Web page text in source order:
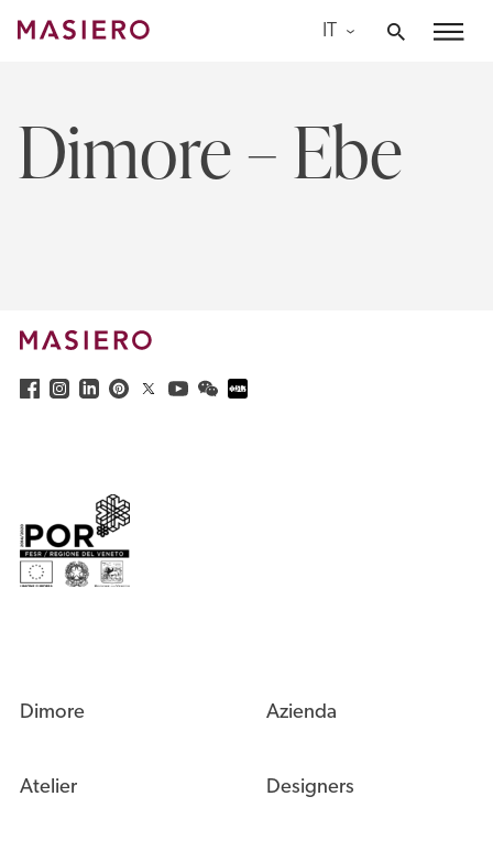
Skip
IT
Dimore – Ebe
Dimore
Atelier
Azienda
Designers